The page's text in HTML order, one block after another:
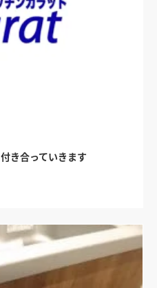
き合っていきます